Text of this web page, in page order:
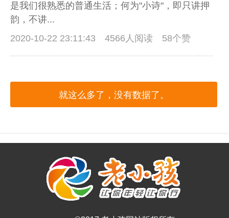
是我们很熟悉的普通生活；何为"小诗"，即只讲押
韵，不讲...
2020-10-22 23:11:43
4566人阅读 58个赞
就这么多了，没有数据了。